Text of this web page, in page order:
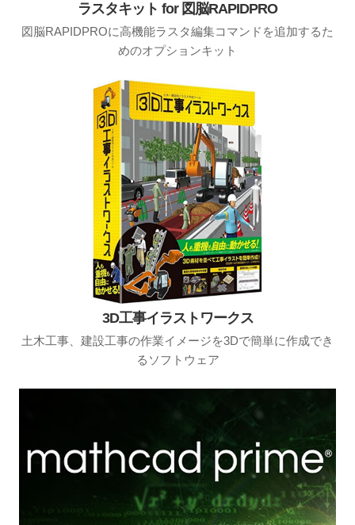
ラスタキット for 図脳RAPIDPRO
図脳RAPIDPROに高機能ラスタ編集コマンドを追加するた
めのオプションキット
3D工事イラストワークス
土木工事、建設工事の作業イメージを3Dで簡単に作成でき
るソフトウェア